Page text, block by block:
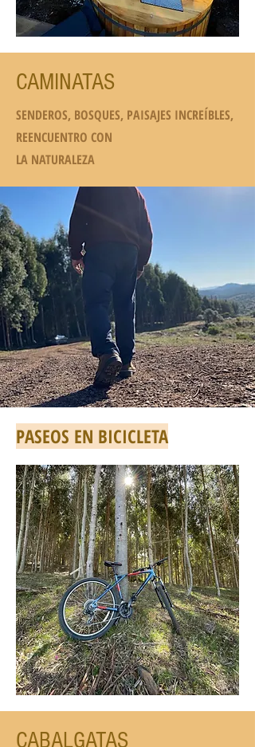
CAMINATAS
SENDEROS, BOSQUES, PAISAJES INCREÍBLES,
REENCUENTRO CON
LA NATURALEZA
PASEOS EN BICICLETA
CABALGATAS